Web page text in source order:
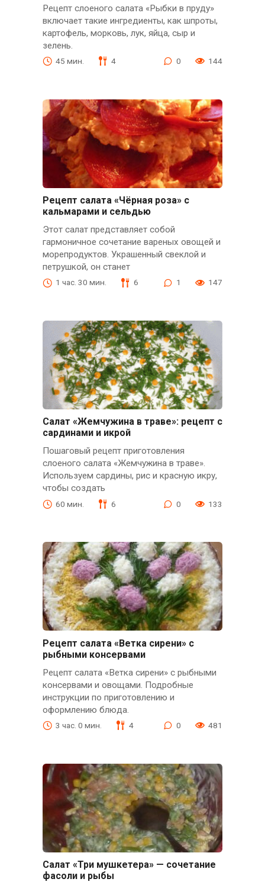
Рецепт слоеного салата «Рыбки в пруду»
включает такие ингредиенты, как шпроты,
картофель, морковь, лук, яйца, сыр и
зелень.
45 мин. 4 0 144
Рецепт салата «Чёрная роза» с
кальмарами и сельдью
Этот салат представляет собой
гармоничное сочетание вареных овощей и
морепродуктов. Украшенный свеклой и
петрушкой, он станет
1 час. 30 мин. 6 1 147
Салат «Жемчужина в траве»: рецепт с
сардинами и икрой
Пошаговый рецепт приготовления
слоеного салата «Жемчужина в траве».
Используем сардины, рис и красную икру,
чтобы создать
60 мин. 6 0 133
Рецепт салата «Ветка сирени» с
рыбными консервами
Рецепт салата «Ветка сирени» с рыбными
консервами и овощами. Подробные
инструкции по приготовлению и
оформлению блюда.
3 час. 0 мин. 4 0 481
Салат «Три мушкетера» — сочетание
фасоли и рыбы